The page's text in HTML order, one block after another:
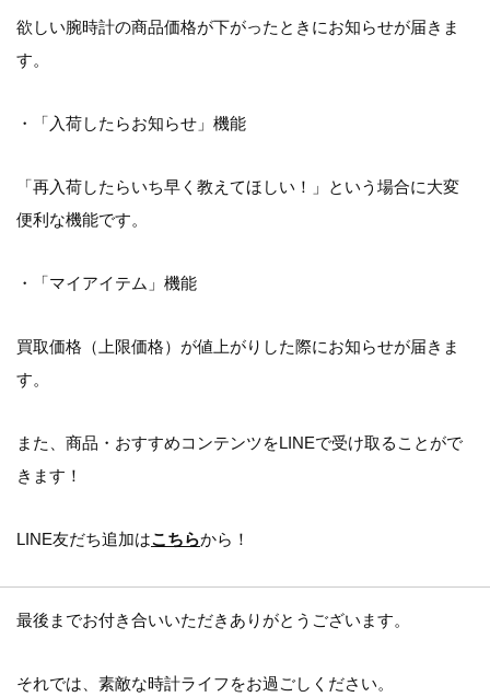
欲しい腕時計の商品価格が下がったときにお知らせが届きま
す。
・「入荷したらお知らせ」機能
「再入荷したらいち早く教えてほしい！」という場合に大変
便利な機能です。
・「マイアイテム」機能
買取価格（上限価格）が値上がりした際にお知らせが届きま
す。
また、商品・おすすめコンテンツをLINEで受け取ることがで
きます！
LINE友だち追加はこちらから！
最後までお付き合いいただきありがとうございます。
それでは、素敵な時計ライフをお過ごしください。